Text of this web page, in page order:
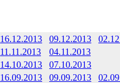
16.12.2013 09.12.2013
11.11.2013
04.11.2013
14.10.2013
07.10.2013
16.09.2013 09.09.2013